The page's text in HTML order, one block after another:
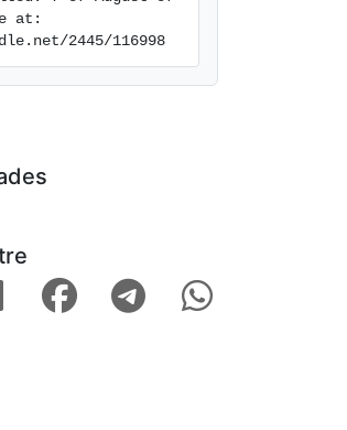
at:
2445/116998